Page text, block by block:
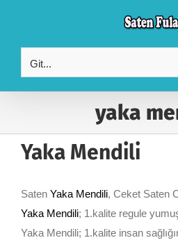
content
Git...
yaka
Yaka Mendili
Saten Yaka Mendili, Ceket Saten
Yaka Mendili; 1.kalite regule
Yaka Mendili; 1.kalite insan